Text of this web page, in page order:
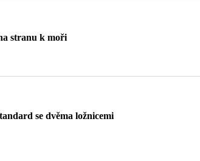
stranu k moři
se dvěma ložnicemi